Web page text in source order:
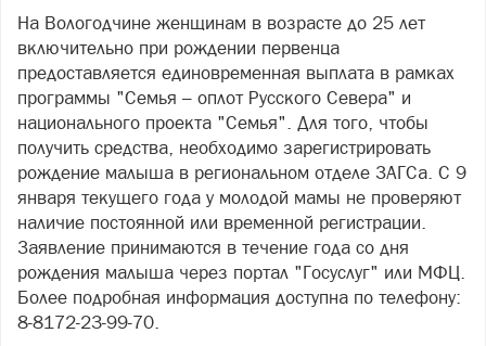
На Вологодчине женщинам в возрасте до 25 лет
включительно при рождении первенца
предоставляется единовременная выплата в рамках
программы "Семья – оплот Русского Севера" и
национального проекта "Семья". Для того, чтобы
получить средства, необходимо зарегистрировать
рождение малыша в региональном отделе ЗАГСа. С 9
января текущего года у молодой мамы не проверяют
наличие постоянной или временной регистрации.
Заявление принимаются в течение года со дня
рождения малыша через портал "Госуслуг" или МФЦ.
Более подробная информация доступна по телефону:
8-8172-23-99-70.